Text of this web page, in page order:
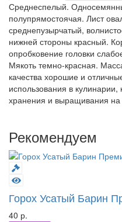
Среднеспелый.
полупрямостоячая. Лист
среднепузырчатый,
нижней стороны красный.
опробковение головки
Мякоть темно-красная.
качества хорошие и
использования в
хранения и выращивания
Рекомендуем
Горох Усатый Барин
40 р.